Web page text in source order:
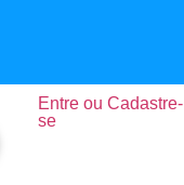
Entre ou Cadastre-
se